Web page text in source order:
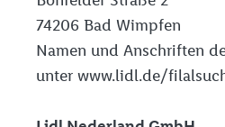
74206 Bad Wimpfen
Namen und Anschriften
unter www.lidl.de/